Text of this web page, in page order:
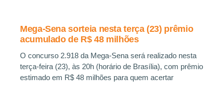
Mega-Sena sorteia nesta terça (23) prêmio
acumulado de R$ 48 milhões
O concurso 2.918 da Mega-Sena será realizado nesta
terça-feira (23), às 20h (horário de Brasília), com prêmio
estimado em R$ 48 milhões para quem acertar